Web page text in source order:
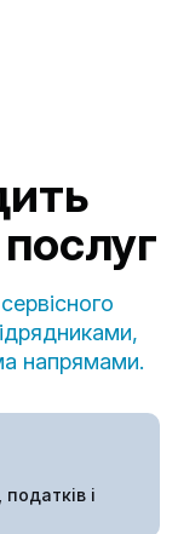
напрямами.
і